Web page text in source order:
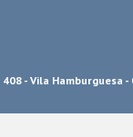
- Vila Hamburguesa -